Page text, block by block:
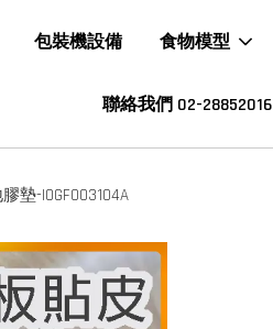
包裝機設備 食物模型
聯絡我們 02-28852016
-IOGF003104A